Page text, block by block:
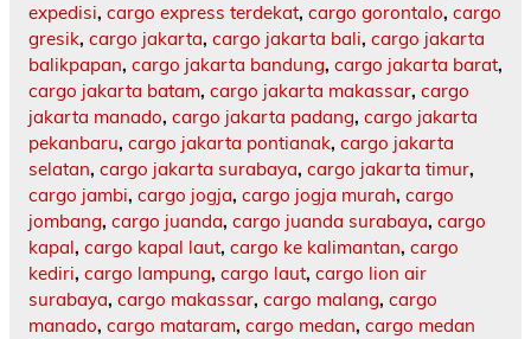
expedisi, cargo express terdekat, cargo gorontalo, cargo
gresik, cargo jakarta, cargo jakarta bali, cargo jakarta
balikpapan, cargo jakarta bandung, cargo jakarta barat,
cargo jakarta batam, cargo jakarta makassar, cargo
jakarta manado, cargo jakarta padang, cargo jakarta
pekanbaru, cargo jakarta pontianak, cargo jakarta
selatan, cargo jakarta surabaya, cargo jakarta timur,
cargo jambi, cargo jogja, cargo jogja murah, cargo
jombang, cargo juanda, cargo juanda surabaya, cargo
kapal, cargo kapal laut, cargo ke kalimantan, cargo
kediri, cargo lampung, cargo laut, cargo lion air
surabaya, cargo makassar, cargo malang, cargo
manado, cargo mataram, cargo medan, cargo medan